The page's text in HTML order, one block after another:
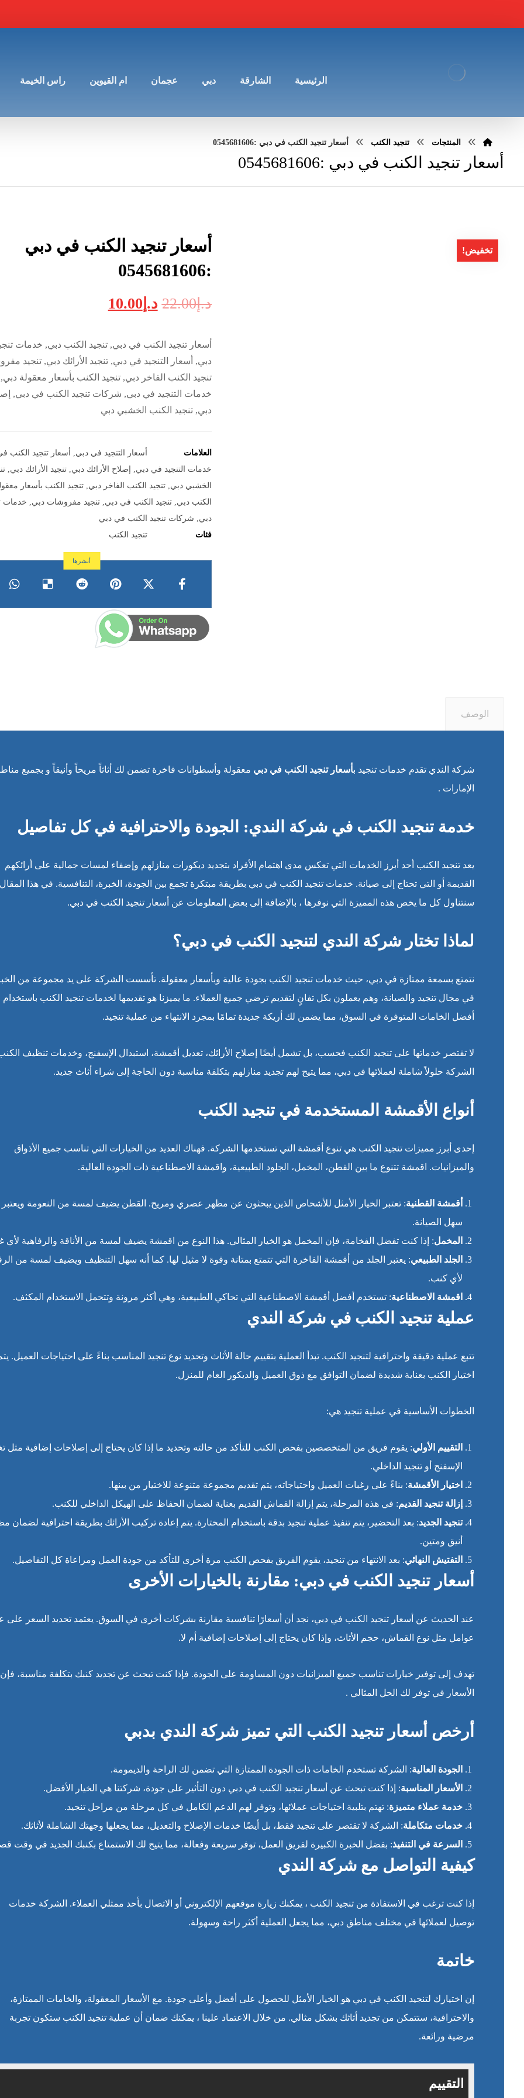
الرئيسية الشارقة دبي عجمان ام القيوين راس الخيمة
المنتجات تنجيد الكنب أسعار تنجيد الكنب في دبي :0545681606
أسعار تنجيد الكنب في دبي :0545681606
تخفيض!
أسعار تنجيد الكنب في دبي
:0545681606
د.إ22.00 د.إ 10.00
أسعار تنجيد الكنب في دبي, تنجيد الكنب دبي, خدمات
دبي, أسعار التنجيد في دبي, تنجيد الأرائك دبي, تنجيد
تنجيد الكنب الفاخر دبي, تنجيد الكنب بأسعار معقولة
خدمات التنجيد في دبي, شركات تنجيد الكنب في دبي,
دبي, تنجيد الكنب الخشبي دبي
العلامات أسعار التنجيد في دبي
أسعار تنجيد الكنب
خدمات التنجيد في دبي
إصلاح الأرائك دبي ,تنجيد الأرائك دبي ,
الخشبي دبي ,تنجيد الكنب الفاخر دبي ,تنجيد الكنب بأسعار
الكنب دبي ,تنجيد الكنب في دبي ,تنجيد مفروشات دبي
خدمات
دبي
شركات تنجيد الكنب في دبي
فئات
تنجيد الكنب
الوصف
شركة الندي تقدم خدمات تنجيد بأسعار تنجيد الكنب في دبي معقولة وأسطوانات فاخرة تضمن لك أثاثاً مريحاً وأنيقاً و بجميع
الإمارات .
خدمة تنجيد الكنب في شركة الندي: الجودة والاحترافية في كل تفاصيل
يعد تنجيد الكنب أحد أبرز الخدمات التي تعكس مدى اهتمام الأفراد بتجديد ديكورات منازلهم وإضفاء لمسات جمالية على أرائكهم
القديمة أو التي تحتاج إلى صيانة. خدمات تنجيد الكنب في دبي بطريقة مبتكرة تجمع بين الجودة، الخبرة، التنافسية. في هذا
سنتناول كل ما يخص هذه المميزة التي نوفرها ، بالإضافة إلى بعض المعلومات عن أسعار تنجيد الكنب في دبي.
لماذا تختار شركة الندي لتنجيد الكنب في دبي؟
نتمتع بسمعة ممتازة في دبي، حيث خدمات تنجيد الكنب بجودة عالية وبأسعار معقولة. تأسست الشركة على يد مجموعة من
في مجال تنجيد والصيانة، وهم يعملون بكل تفانٍ لتقديم ترضي جميع العملاء. ما يميزنا هو تقديمها لخدمات تنجيد الكنب باستخدام
أفضل الخامات المتوفرة في السوق، مما يضمن لك أريكة جديدة تمامًا بمجرد الانتهاء من عملية تنجيد.
لا تقتصر خدماتها على تنجيد الكنب فحسب، بل تشمل أيضًا إصلاح الأرائك، تعديل أقمشة، استبدال الإسفنج، وخدمات تنظيف
الشركة حلولاً شاملة لعملائها في دبي، مما يتيح لهم تجديد منازلهم بتكلفة مناسبة دون الحاجة إلى شراء أثاث جديد.
أنواع الأقمشة المستخدمة في تنجيد الكنب
إحدى أبرز مميزات تنجيد الكنب هي تنوع أقمشة التي تستخدمها الشركة. فهناك العديد من الخيارات التي تناسب جميع الأذواق
والميزانيات. اقمشة تتنوع ما بين القطن، المخمل، الجلود الطبيعية، واقمشة الاصطناعية ذات الجودة العالية.
أقمشة القطنية: تعتبر الخيار الأمثل للأشخاص الذين يبحثون عن مظهر عصري ومريح. القطن يضيف لمسة من النعومة ويعتبر
سهل الصيانة.
المخمل: إذا كنت تفضل الفخامة، فإن المخمل هو الخيار المثالي. هذا النوع من اقمشة يضيف لمسة من الأناقة والرفاهية لأي
الجلد الطبيعي: يعتبر الجلد من أقمشة الفاخرة التي تتمتع بمتانة وقوة لا مثيل لها. كما أنه سهل التنظيف ويضيف لمسة من
لأي كنب.
اقمشة الاصطناعية: تستخدم أفضل أقمشة الاصطناعية التي تحاكي الطبيعية، وهي أكثر مرونة وتتحمل الاستخدام المكثف.
عملية تنجيد الكنب في شركة الندي
تتبع عملية دقيقة واحترافية لتنجيد الكنب. تبدأ العملية بتقييم حالة الأثاث وتحديد نوع تنجيد المناسب بناءً على احتياجات العميل.
اختيار الكنب بعناية شديدة لضمان التوافق مع ذوق العميل والديكور العام للمنزل.
الخطوات الأساسية في عملية تنجيد هي:
التقييم الأولي: يقوم فريق من المتخصصين بفحص الكنب للتأكد من حالته وتحديد ما إذا كان يحتاج إلى إصلاحات إضافية مثل
الإسفنج أو تنجيد الداخلي.
اختيار الأقمشة: بناءً على رغبات العميل واحتياجاته، يتم تقديم مجموعة متنوعة للاختيار من بينها.
إزالة تنجيد القديم: في هذه المرحلة، يتم إزالة القماش القديم بعناية لضمان الحفاظ على الهيكل الداخلي للكنب.
تنجيد الجديد: بعد التحضير، يتم تنفيذ عملية تنجيد بدقة باستخدام المختارة. يتم إعادة تركيب الأرائك بطريقة احترافية لضمان
أنيق ومتين.
التفتيش النهائي: بعد الانتهاء من تنجيد، يقوم الفريق بفحص الكنب مرة أخرى للتأكد من جودة العمل ومراعاة كل التفاصيل.
أسعار تنجيد الكنب في دبي: مقارنة بالخيارات الأخرى
عند الحديث عن أسعار تنجيد الكنب في دبي، نجد أن أسعارًا تنافسية مقارنة بشركات أخرى في السوق. يعتمد تحديد السعر على
عوامل مثل نوع القماش، حجم الأثاث، وإذا كان يحتاج إلى إصلاحات إضافية أم لا.
تهدف إلى توفير خيارات تناسب جميع الميزانيات دون المساومة على الجودة. فإذا كنت تبحث عن تجديد كنبك بتكلفة مناسبة، فإن
الأسعار في توفر لك الحل المثالي .
أرخص أسعار تنجيد الكنب التي تميز شركة الندي بدبي
الجودة العالية: الشركة تستخدم الخامات ذات الجودة الممتازة التي تضمن لك الراحة والديمومة.
الأسعار المناسبة: إذا كنت تبحث عن أسعار تنجيد الكنب في دبي دون التأثير على جودة، شركتنا هي الخيار الأفضل.
خدمة عملاء متميزة: تهتم بتلبية احتياجات عملائها، وتوفر لهم الدعم الكامل في كل مرحلة من مراحل تنجيد.
خدمات متكاملة: الشركة لا تقتصر على تنجيد فقط، بل أيضًا خدمات الإصلاح والتعديل، مما يجعلها وجهتك الشاملة لأثاثك.
السرعة في التنفيذ: بفضل الخبرة الكبيرة لفريق العمل، توفر سريعة وفعالة، مما يتيح لك الاستمتاع بكنبك الجديد في وقت
كيفية التواصل مع شركة الندي
إذا كنت ترغب في الاستفادة من تنجيد الكنب ، يمكنك زيارة موقعهم الإلكتروني أو الاتصال بأحد ممثلي العملاء. الشركة خدمات
توصيل لعملائها في مختلف مناطق دبي، مما يجعل العملية أكثر راحة وسهولة.
خاتمة
إن اختيارك لتنجيد الكنب في دبي هو الخيار الأمثل للحصول على أفضل وأعلى جودة. مع الأسعار المعقولة، والخامات الممتازة،
والاحترافية، ستتمكن من تجديد أثاثك بشكل مثالي. من خلال الاعتماد علينا ، يمكنك ضمان أن عملية تنجيد الكنب ستكون تجربة
مرضية ورائعة.
التقييم